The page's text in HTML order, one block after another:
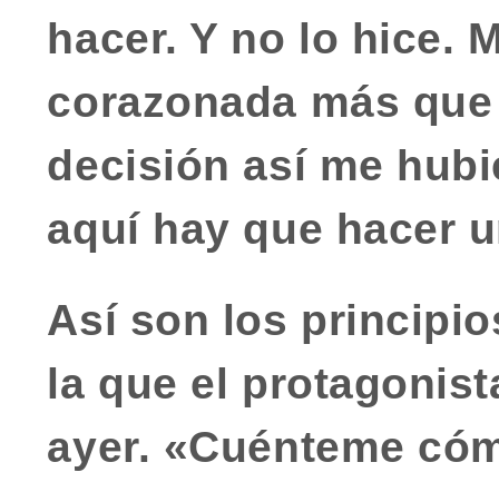
hacer. Y no lo hice.
corazonada más
decisión así me
aquí hay que hacer
Así son los
la que el
ayer. «Cuénteme